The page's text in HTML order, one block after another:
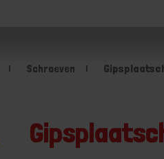
Schroeven